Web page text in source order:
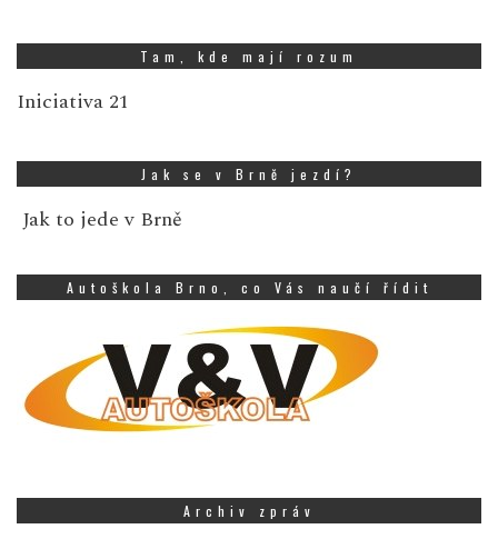
Tam, kde mají rozum
Iniciativa 21
Jak se v Brně jezdí?
Jak to jede v Brně
Autoškola Brno, co Vás naučí řídit
Archiv zpráv